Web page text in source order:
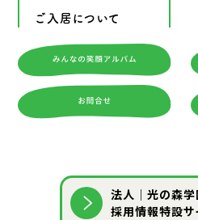
ご入居について
法人｜光の森学
採用情報特設サ